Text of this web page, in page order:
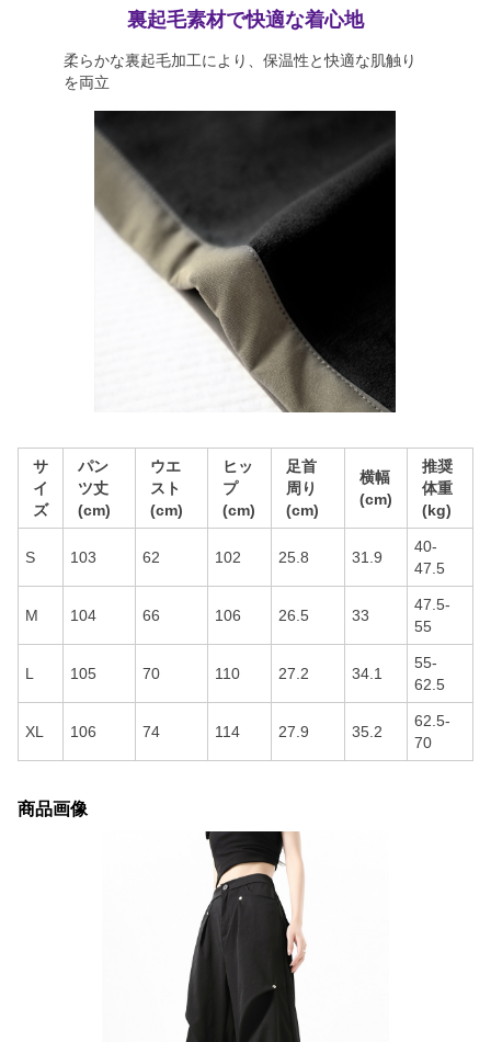
裏起毛素材で快適な着心地
柔らかな裏起毛加工により、保温性と快適な肌触り
を両立
サ
イ
ズ
パン
ツ丈
(cm)
ウエ
スト
(cm)
ヒッ
プ
(cm)
足首
周り
(cm)
横幅
(cm)
推奨
体重
(kg)
S 103 62 102 25.8 31.9
40-
47.5
M 104 66 106 26.5 33
47.5-
55
L 105 70 110 27.2 34.1
55-
62.5
XL 106 74 114 27.9 35.2
62.5-
70
商品画像